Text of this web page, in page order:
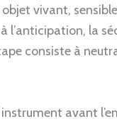
vivant,
l’anticipation, la
consiste à
avant